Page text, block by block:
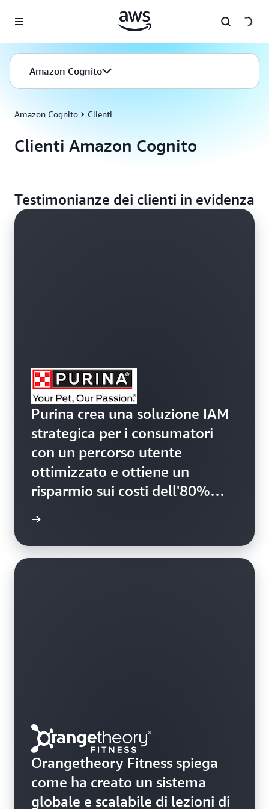
Amazon Cognito
Amazon Cognito Clienti
Clienti Amazon Cognito
Testimonianze dei clienti in evidenza
Purina crea una soluzione IAM
strategica per i consumatori
con un percorso utente
ottimizzato e ottiene un
risparmio sui costi dell'80%
Orangetheory Fitness spiega
come ha creato un sistema
globale e scalabile di lezioni di